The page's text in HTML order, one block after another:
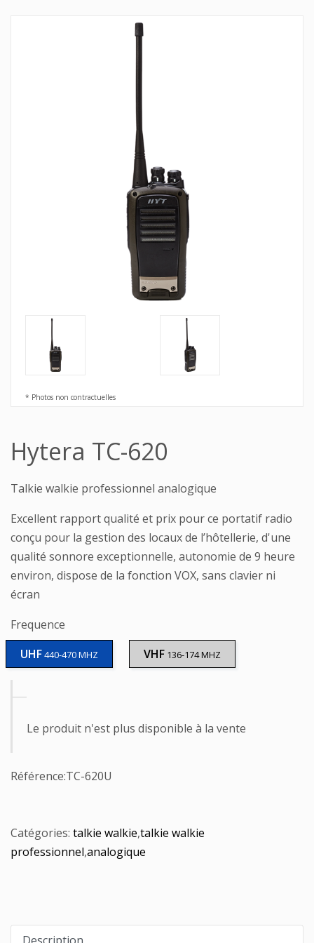
* Photos non contractuelles
Hytera TC-620
Talkie walkie professionnel analogique
Excellent rapport qualité et prix pour ce portatif radio
conçu pour la gestion des locaux de l’hôtellerie, d'une
qualité sonnore exceptionnelle, autonomie de 9 heure
environ, dispose de la fonction VOX, sans clavier ni
écran
Frequence
UHF440-470 MHZ VHF 136-174 MHZ
Le produit n'est plus disponible à la vente
Référence:TC-620U
Catégories: talkie walkie,talkie walkie
professionnel,analogique